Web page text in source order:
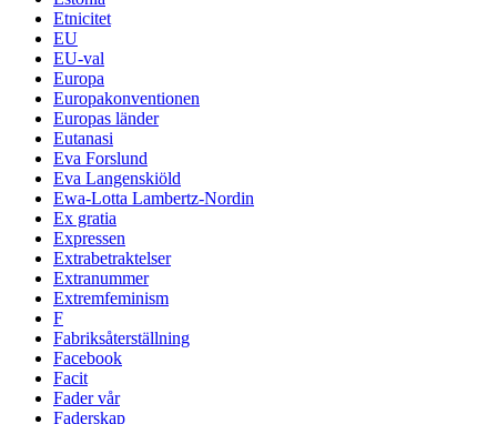
Etnicitet
EU
EU-val
Europa
Europakonventionen
Europas länder
Eutanasi
Eva Forslund
Eva Langenskiöld
Ewa-Lotta Lambertz-Nordin
Ex gratia
Expressen
Extrabetraktelser
Extranummer
Extremfeminism
F
Fabriksåterställning
Facebook
Facit
Fader vår
Faderskap